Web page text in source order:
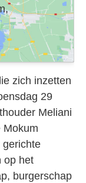
zich inzetten
29
Meliani
Mokum
gerichte
op het
burgerschap